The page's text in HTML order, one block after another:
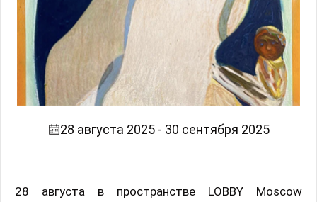
28 августа 2025 - 30 сентября 2025
28 августа в пространстве LOBBY Moscow